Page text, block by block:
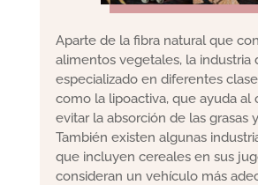
Aparte de la fibra natural que
alimentos vegetales, la industria
especializado en diferentes
como la lipoactiva, que ayuda al
evitar la absorción de las grasas
También existen algunas
que incluyen cereales en sus
consideran un vehículo más